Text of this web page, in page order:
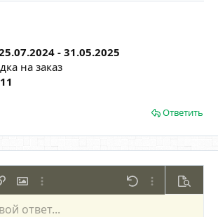
- 31.05.2025
на заказ
Ответить
ссылку
Вставить изображение
Дополнительно... Отменить
Arial
СписокВыравнивание
Формат параграфа
таблицу
Вставить горизонтальную линию
Спойлер
режим работы редактора
форматирование
Сохранить черновик
ответ...